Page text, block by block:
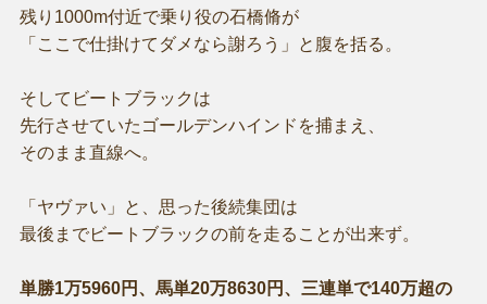
残り1000m付近で乗り役の石橋脩が
「ここで仕掛けてダメなら謝ろう」と腹を括る。
そしてビートブラックは
先行させていたゴールデンハインドを捕まえ、
そのまま直線へ。
「ヤヴァい」と、思った後続集団は
最後までビートブラックの前を走ることが出来ず。
単勝1万5960円、馬単20万8630円、三連単で140万超の